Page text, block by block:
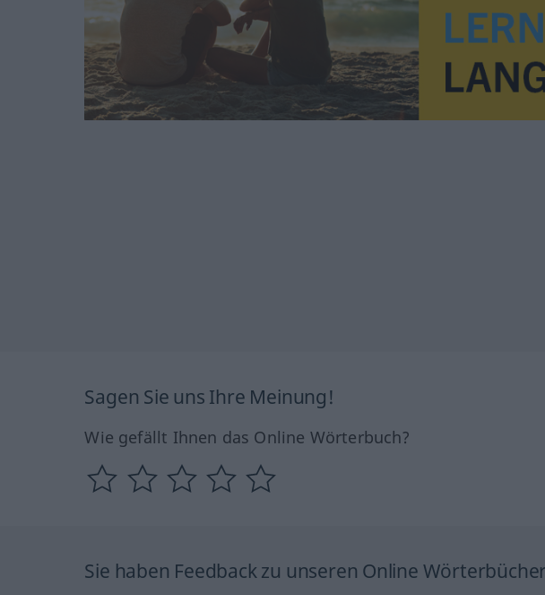
Sagen Sie uns Ihre Meinung!
Wie gefällt Ihnen das Online Wörterbuch?
Sie haben Feedback zu unseren Online